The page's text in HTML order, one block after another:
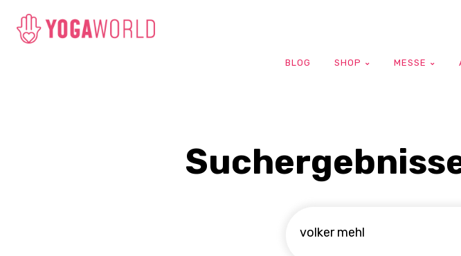
BLOG SHOP MESSE